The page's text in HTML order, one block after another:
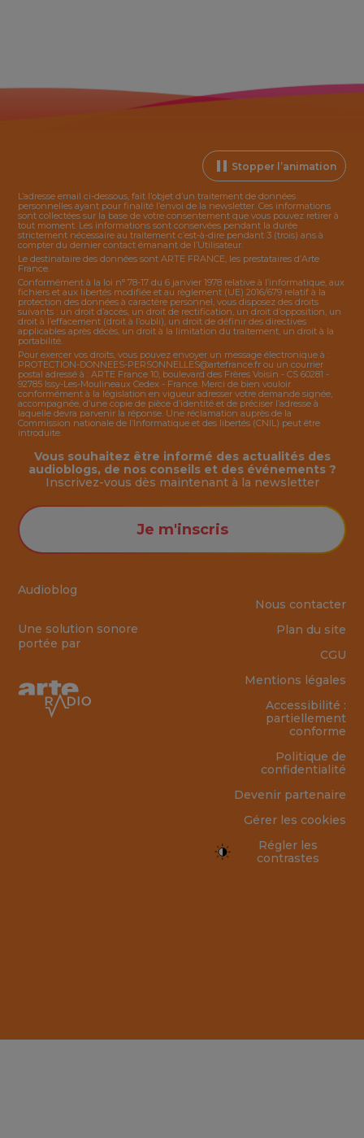
Stopper l’animation
L’adresse email ci-dessous, fait l’objet d’un traitement de données
personnelles ayant pour finalité l’envoi de la newsletter. Ces informations
sont collectées sur la base de votre consentement que vous pouvez retirer à
tout moment. Les informations sont conservées pendant la durée
strictement nécessaire au traitement c’est-à-dire pendant 3 (trois) ans à
compter du dernier contact émanant de l’Utilisateur.
Le destinataire des données sont ARTE FRANCE, les prestataires d’Arte
France.
Conformément à la loi n° 78-17 du 6 janvier 1978 relative à l’informatique, aux
fichiers et aux libertés modifiée et au règlement (UE) 2016/679 relatif à la
protection des données à caractère personnel, vous disposez des droits
suivants : un droit d’accès, un droit de rectification, un droit d’opposition, un
droit à l’effacement (droit à l’oubli), un droit de définir des directives
applicables après décès, un droit à la limitation du traitement, un droit à la
portabilité.
Pour exercer vos droits, vous pouvez envoyer un message électronique à :
PROTECTION-DONNEES-PERSONNELLES@artefrance.fr ou un courrier
postal adressé à : ARTE France 10, boulevard des Frères Voisin - CS 60281 -
92785 Issy-Les-Moulineaux Cedex - France. Merci de bien vouloir
conformément à la législation en vigueur adresser votre demande signée,
accompagnée, d’une copie de pièce d’identité et de préciser l’adresse à
laquelle devra parvenir la réponse. Une réclamation auprès de la
Commission nationale de l’Informatique et des libertés (CNIL) peut être
introduite.
Audioblog
Une solution sonore
portée par
Vous souhaitez être informé des actualités des
audioblogs, de nos conseils et des événements ?
Inscrivez-vous dès maintenant à la newsletter
Je m'inscris
Nous contacter
Plan du site
CGU
Mentions légales
Accessibilité :
partiellement
conforme
Politique de
confidentialité
Devenir partenaire
Gérer les cookies
Régler les
contrastes